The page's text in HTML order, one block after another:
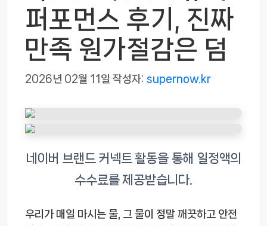
퍼포먼스 후기, 진짜
만족 원가절감은 덤
2026년 02월 11일 작성자: supernow.kr
우리가 매일 마시는 물, 그 물이 정말 깨끗하고 안전